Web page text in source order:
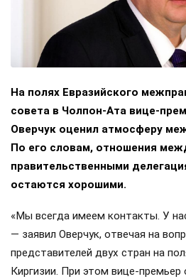
На полях Евразийского
совета в Чолпон-Ата вице-
Оверчук оценил атмосферу
По его словам, отношения
правительственными
остаются хорошими.
«Мы всегда имеем контакты. У
— заявил Оверчук, отвечая на
представителей двух стран на
Киргизии. При этом вице-